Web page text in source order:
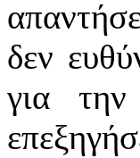
δεν
για την